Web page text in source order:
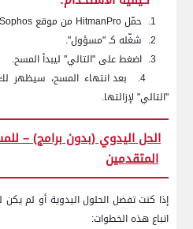
1. حمّلHitmanPro من موقع Sophos
2. شغّله كـ "مسؤول".
3. اضغط على "التالي" ليبدأ المسح.
4.
بعد انتهاء المسح، سيظهر
"التالي" لإزالتها.
المتقدمين
إذا كنت تفضل الحلول اليدوية أو لم يكن
اتباع هذه الخطوات: